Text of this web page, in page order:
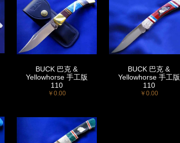
BUCK 巴克 &
Yellowhorse 手工版
110
￥0.00
BUCK 巴克 &
Yellowhorse 手工版
110
￥0.00